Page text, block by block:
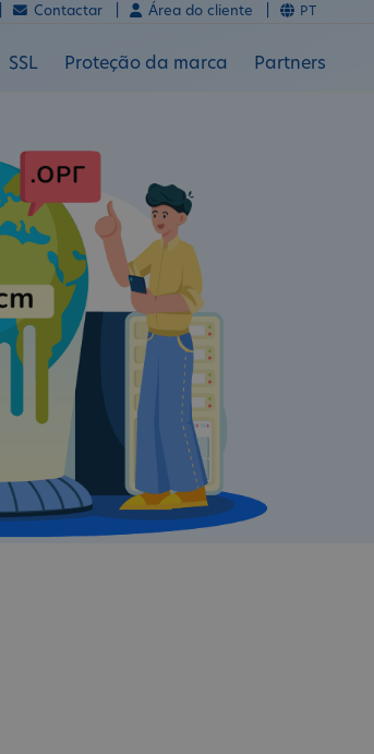
SSL Proteção da marca Partners
Contactar | Área do cliente | PT